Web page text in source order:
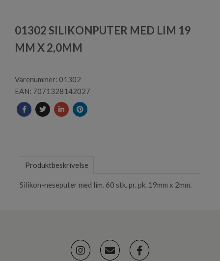
of
1
01302 SILIKONPUTER MED LIM 19
MM X 2,0MM
Varenummer: 01302
EAN: 7071328142027
Produktbeskrivelse
Silikon-neseputer med lim. 60 stk. pr. pk. 19mm x 2mm.